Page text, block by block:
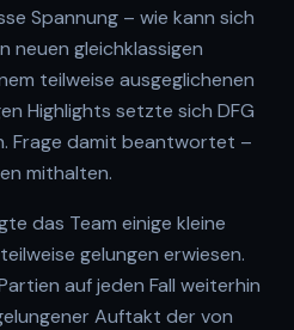
Spannung – wie kann sich
neuen gleichklassigen
teilweise ausgeglichenen
Highlights setzte sich DFG
Frage damit beantwortet –
mithalten.
das Team einige kleine
gelungen erwiesen.
auf jeden Fall weiterhin
Auftakt der von